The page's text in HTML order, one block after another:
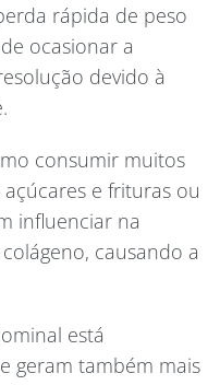
rápida de peso
ocasionar a
devido à
consumir muitos
e frituras ou
influenciar na
causando a
está
geram também mais